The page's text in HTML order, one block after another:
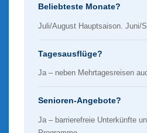
Beliebteste Monate?
Juli/August Hauptsaison. Juni/
Tagesausflüge?
Ja – neben Mehrtagesreisen
Senioren-Angebote?
Ja – barrierefreie Unterkünfte